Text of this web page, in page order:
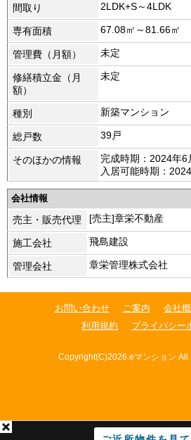
間取り
2LDK+S～4LDK
専有面積 67.08㎡～81.66㎡
管理費（月額） 未定
修繕積立金（月
額）
未定
種別 新築マンション
総戸数 39戸
そのほかの情報
完成時期：2024年6
入居可能時期：
会社情報
売主・販売代理 [売主]章栄不動産
施工会社 飛島建設
管理会社 章栄管理株式会社
お問い合わせ ご案内 会社
利用規約
プライバシー
Copyright(C)2026.eマンション All